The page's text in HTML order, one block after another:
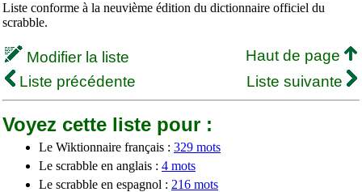
Liste conforme à la neuvième édition du dictionnaire officiel du
scrabble.
Modifier la liste
Haut de page
Liste précédente
Liste suivante
Voyez cette liste pour :
Le Wiktionnaire français : 329 mots
Le scrabble en anglais : 4 mots
Le scrabble en espagnol : 216 mots